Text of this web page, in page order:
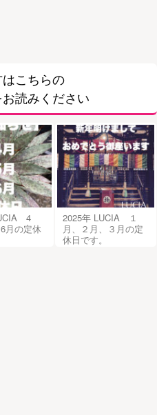
こちらの
読みください
4
月の定休
2025年 LUCIA １
月、２月、３月の定
休日です。